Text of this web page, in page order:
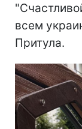
всем
Притула.